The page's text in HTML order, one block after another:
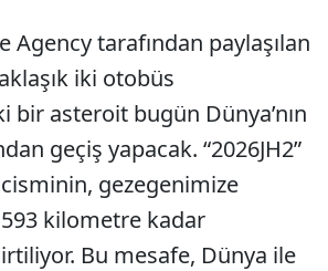
Agency tarafından paylaşılan
iki otobüs
bir asteroit bugün Dünya’nın
geçiş yapacak. “2026JH2”
gezegenimize
kilometre kadar
Bu mesafe, Dünya ile